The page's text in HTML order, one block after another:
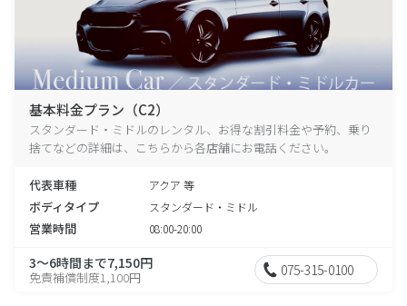
基本料金プラン（C2）
スタンダード・ミドルのレンタル、お得な割引料金や予約、乗り
捨てなどの詳細は、こちらから各店舗にお電話ください。
代表車種 アクア 等
ボディタイプ スタンダード・ミドル
営業時間 08:00-20:00
3～6時間まで7,150円
免責補償制度1,100円 075-315-0100